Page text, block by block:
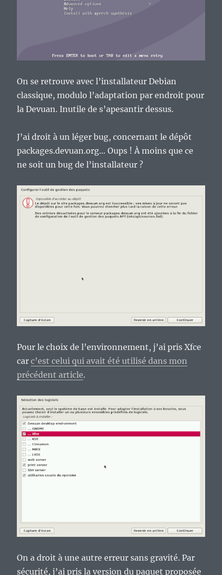
On se retrouve avec l’installateur Debian
classique, modulo l’adaptation par endroit pour
la Devuan. Inutile de s’apesantir dessus.
J’ai droit à un léger bug, concernant le dépôt
packages.devuan.org… Oups ! À moins que ce
ne soit un bug de l’installateur ?
Pour le choix de l’environnement, j’ai pris Xfce
carc’est celui qui avait été utilisé dans mon
précédent article.
On a droit à une autre erreur sans gravité. Par
sécurité, j’ai pris la version du paquet proposée